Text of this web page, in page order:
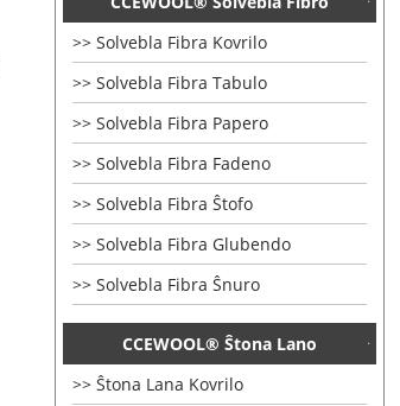
Solvebla Fibra Kovrilo
Solvebla Fibra Tabulo
Solvebla Fibra Papero
Solvebla Fibra Fadeno
Solvebla Fibra Ŝtofo
Solvebla Fibra Glubendo
Solvebla Fibra Ŝnuro
CCEWOOL® Ŝtona Lano
Ŝtona Lana Kovrilo